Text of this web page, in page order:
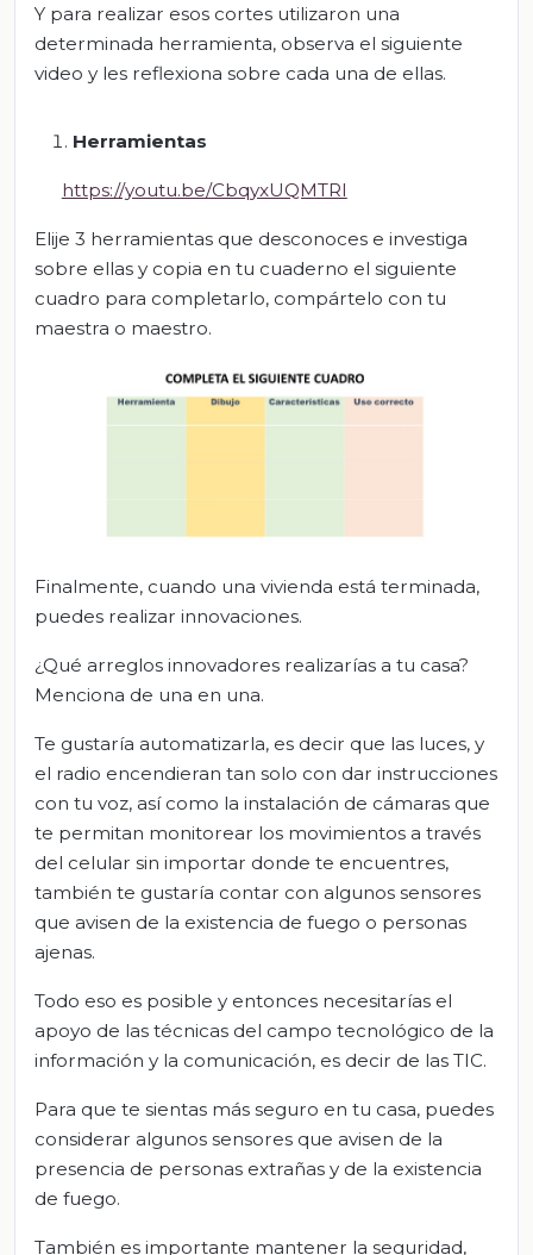
Y para realizar esos cortes utilizaron una
determinada herramienta, observa el siguiente
video y les reflexiona sobre cada una de ellas.
Herramientas
https://youtu.be/CbqyxUQMTRI
Elije 3 herramientas que desconoces e investiga
sobre ellas y copia en tu cuaderno el siguiente
cuadro para completarlo, compártelo con tu
maestra o maestro.
Finalmente, cuando una vivienda está terminada,
puedes realizar innovaciones.
¿Qué arreglos innovadores realizarías a tu casa?
Menciona de una en una.
Te gustaría automatizarla, es decir que las luces, y
el radio encendieran tan solo con dar instrucciones
con tu voz, así como la instalación de cámaras que
te permitan monitorear los movimientos a través
del celular sin importar donde te encuentres,
también te gustaría contar con algunos sensores
que avisen de la existencia de fuego o personas
ajenas.
Todo eso es posible y entonces necesitarías el
apoyo de las técnicas del campo tecnológico de la
información y la comunicación, es decir de las TIC.
Para que te sientas más seguro en tu casa, puedes
considerar algunos sensores que avisen de la
presencia de personas extrañas y de la existencia
de fuego.
También es importante mantener la seguridad,